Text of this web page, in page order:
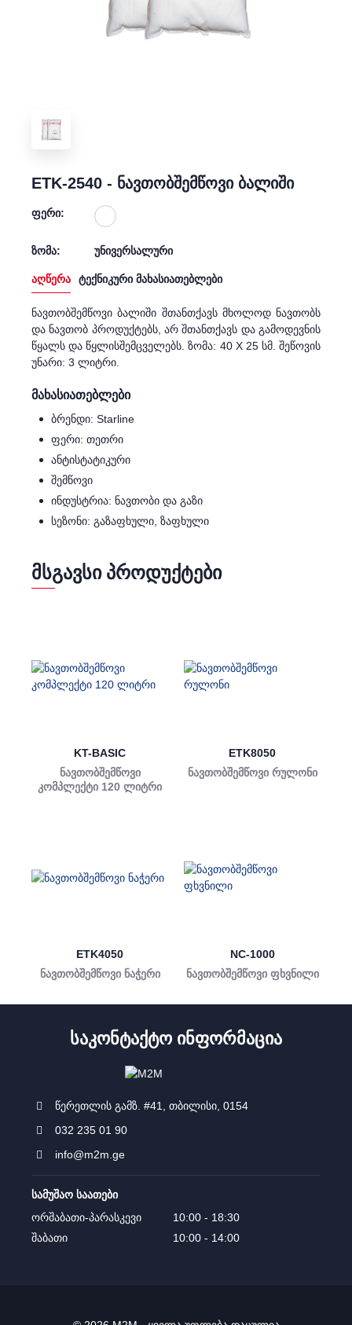
ETK-2540 - ნავთობშემწოვი ბალიში
ფერი:
ზომა: უნივერსალური
აღწერა ტექნიკური მახასიათებლები
ნავთობშემწოვი ბალიში შთანთქავს მხოლოდ ნავთობს
და ნავთობ პროდუქტებს, არ შთანთქავს და გამოდევნის
წყალს და წყლისშემცველებს. ზომა: 40 X 25 სმ. შეწოვის
უნარი: 3 ლიტრი.
მახასიათებლები
ბრენდი: Starline
ფერი: თეთრი
ანტისტატიკური
შემწოვი
ინდუსტრია: ნავთობი და გაზი
სეზონი: გაზაფხული, ზაფხული
ᲛᲡᲒᲐᲕᲡᲘ ᲞᲠᲝᲓᲣᲥᲢᲔᲑᲘ
KT-BASIC
ნავთობშემწოვი
კომპლექტი 120 ლიტრი
ETK8050
ნავთობშემწოვი რულონი
ETK4050
ნავთობშემწოვი ნაჭერი
NC-1000
ნავთობშემწოვი ფხვნილი
ᲡᲐᲙᲝᲜᲢᲐᲥᲢᲝ ᲘᲜᲤᲝᲠᲛᲐᲪᲘᲐ
წერეთლის გამზ. #41, თბილისი, 0154
032 235 01 90
info@m2m.ge
სამუშაო საათები
ორშაბათი-პარასკევი
10:00 - 18:30
შაბათი
10:00 - 14:00